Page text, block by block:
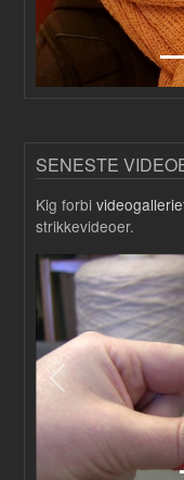
SENESTE
Kig forbi
strikkevideoer.
Forrige